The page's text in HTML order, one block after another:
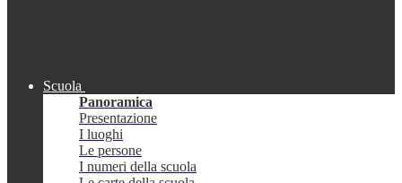
Scuola
Panoramica
Presentazione
I luoghi
Le persone
I numeri della scuola